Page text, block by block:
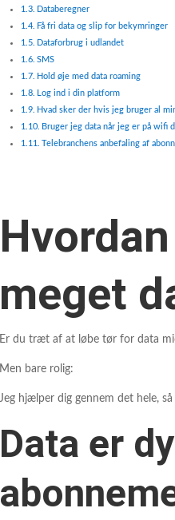
Databeregner
Få fri data og slip for bekymringer
Dataforbrug i udlandet
SMS
Hold øje med data roaming
Log ind i din platform
Hvad sker der hvis jeg bruger al
Bruger jeg data når jeg er på wifi
Telebranchens anbefaling af
meget
Er du træt af at løbe tør for data
Men bare rolig:
Jeg hjælper dig gennem det hele,
Data er